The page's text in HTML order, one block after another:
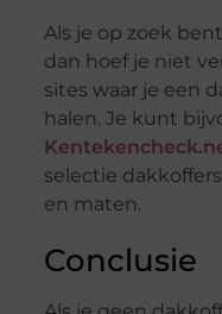
Als je op zoek
dan hoef je niet
sites waar je een
halen. Je kunt
selectie
en maten.
Conclusie